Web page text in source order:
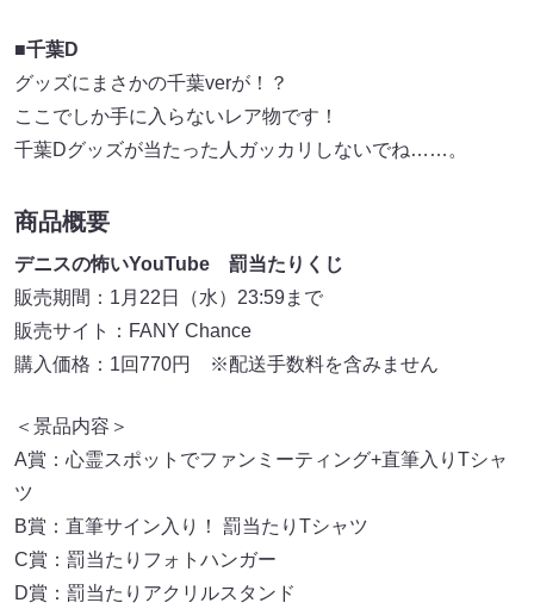
■千葉D
グッズにまさかの千葉verが！？
ここでしか手に入らないレア物です！
千葉Dグッズが当たった人ガッカリしないでね……。
商品概要
デニスの怖いYouTube 罰当たりくじ
販売期間：1月22日（水）23:59まで
販売サイト：FANY Chance
購入価格：1回770円 ※配送手数料を含みません
＜景品内容＞
A賞：心霊スポットでファンミーティング+直筆入りTシャ
ツ
B賞：直筆サイン入り！ 罰当たりTシャツ
C賞：罰当たりフォトハンガー
D賞：罰当たりアクリルスタンド